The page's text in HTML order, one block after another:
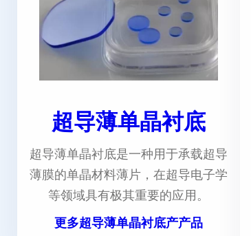
超导薄单晶衬底
超导薄单晶衬底是一种用于承载超导
薄膜的单晶材料薄片，在超导电子学
等领域具有极其重要的应用。
更多超导薄单晶衬底产产品